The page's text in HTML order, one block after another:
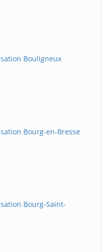
Bouligneux
Bourg-en-Bresse
Bourg-Saint-